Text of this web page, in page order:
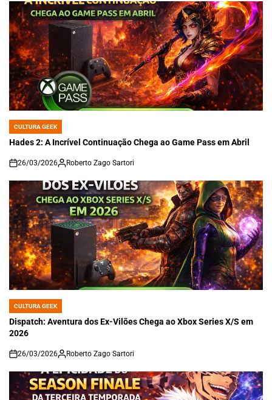
POSTED
IN
CULTURA GEEK
Hades 2: A Incrível Continuação Chega ao Game Pass em Abril
on
26/03/2026 Roberto Zago Sartori
POSTED
IN
CULTURA GEEK
Dispatch: Aventura dos Ex-Vilões Chega ao Xbox Series X/S em
2026
on
26/03/2026 Roberto Zago Sartori